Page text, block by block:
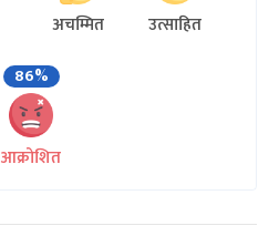
अचम्मित
उत्साहित
86%
आक्रोशित